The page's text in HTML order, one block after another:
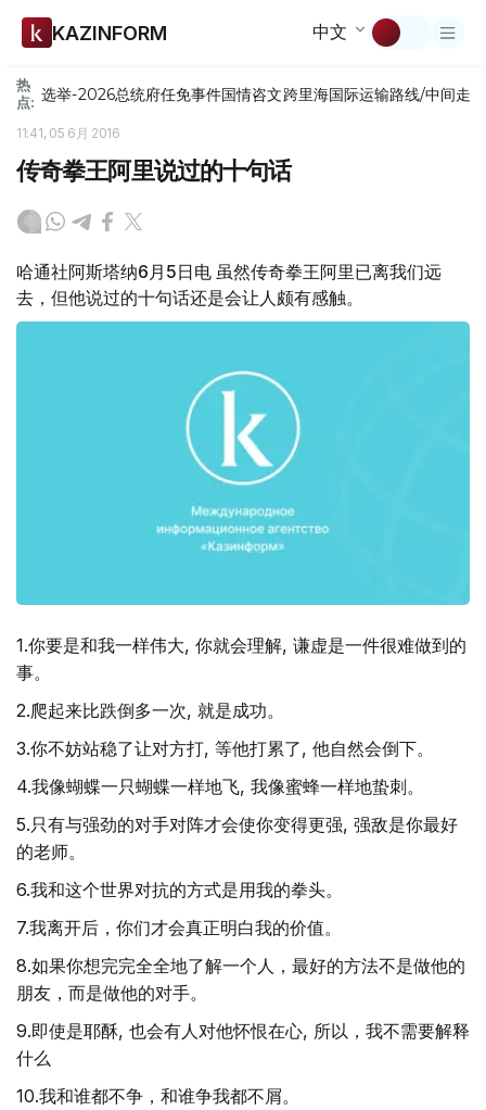
KAZINFORM 中文
热
点: 选举-2026总统府任免事件国情咨文跨里海国际运输路线/中间走廊
11:41, 05 6月 2016
传奇拳王阿里说过的十句话
哈通社阿斯塔纳6月5日电 虽然传奇拳王阿里已离我们远
去，但他说过的十句话还是会让人颇有感触。
1.你要是和我一样伟大, 你就会理解, 谦虚是一件很难做到的
事。
2.爬起来比跌倒多一次, 就是成功。
3.你不妨站稳了让对方打, 等他打累了, 他自然会倒下。
4.我像蝴蝶一只蝴蝶一样地飞, 我像蜜蜂一样地蛰刺。
5.只有与强劲的对手对阵才会使你变得更强, 强敌是你最好
的老师。
6.我和这个世界对抗的方式是用我的拳头。
7.我离开后，你们才会真正明白我的价值。
8.如果你想完完全全地了解一个人，最好的方法不是做他的
朋友，而是做他的对手。
9.即使是耶酥, 也会有人对他怀恨在心, 所以，我不需要解释
什么
10.我和谁都不争，和谁争我都不屑。